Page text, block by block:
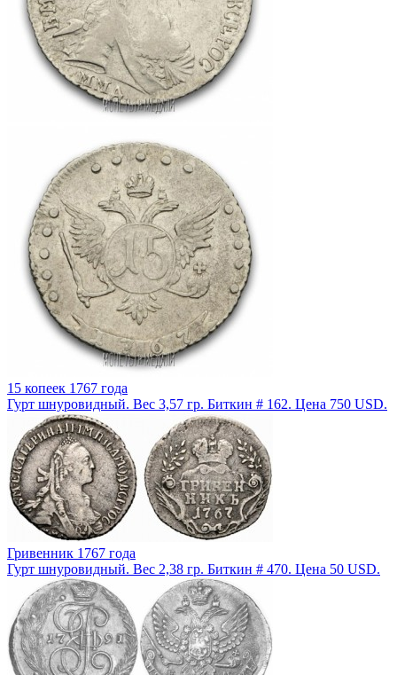
15 копеек 1767 года
Гурт шнуровидный. Вес 3,57 гр. Биткин # 162. Цена 750 USD.
Гривенник 1767 года
Гурт шнуровидный. Вес 2,38 гр. Биткин # 470. Цена 50 USD.